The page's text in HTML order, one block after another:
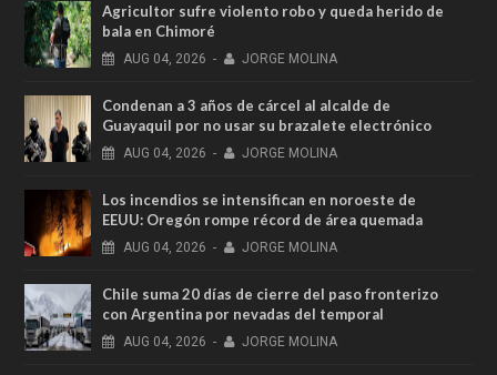
Agricultor sufre violento robo y queda herido de
bala en Chimoré
AUG 04, 2026 - JORGE MOLINA
Condenan a 3 años de cárcel al alcalde de
Guayaquil por no usar su brazalete electrónico
AUG 04, 2026 - JORGE MOLINA
Los incendios se intensifican en noroeste de
EEUU: Oregón rompe récord de área quemada
AUG 04, 2026 - JORGE MOLINA
Chile suma 20 días de cierre del paso fronterizo
con Argentina por nevadas del temporal
AUG 04, 2026 - JORGE MOLINA